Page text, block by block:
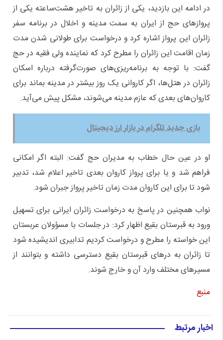
در ادامه این بازدید، یکی از زائران به تاخیر هشت‌ساعته یکی از
پروازهای حج از ایران به سمت مدینه و اخلال در برنامه سفر
زائران این پرواز اشاره کرد و درخواست برای طولانی شدن مدت
زمان اقامت این زائران را مطرح کرد که نماینده ولی فقیه در حج
گفت: با توجه به برنامه‌ریزی‌های صورت‌گرفته درباره اسکان
زائران در هتل‌ها، اگر کاروانی یک روز بیشتر در مدینه بماند برای
کاروان‌های بعدی که عازم مدینه می‌شوند، مشکل پیش می‌آید.
بازی جدید تلگرام در بازار ارز دیجیتال
او در عین حال خطاب به مدیران حج گفت: البته اگر امکانی
فراهم شد و یا برای پرواز کاروان بعدی تاخیر اعلام شد، تدبیر
شود تا برای این کاروان مدت زمان تاخیر پرواز جبران شود.
نواب همچنین در پاسخ به درخواست زائران ایرانی برای تسهیل
ورود به قبرستان بقیع اظهار کرد: در جلسات با مسؤولان عربستان
این خواسته را مطرح و درخواست کردیم تدابیری اندیشیده شود
تا زائران به درهای قبرستان بقیع دسترسی داشته و بتوانند از
مسیرهای مختلف وارد آن و خارج شوند.
منبع
اخبار مرتبط